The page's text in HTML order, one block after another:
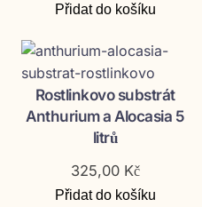
Přidat do košíku
Rostlinkovo substrát
Anthurium a Alocasia 5
litrů
325,00 Kč
Přidat do košíku